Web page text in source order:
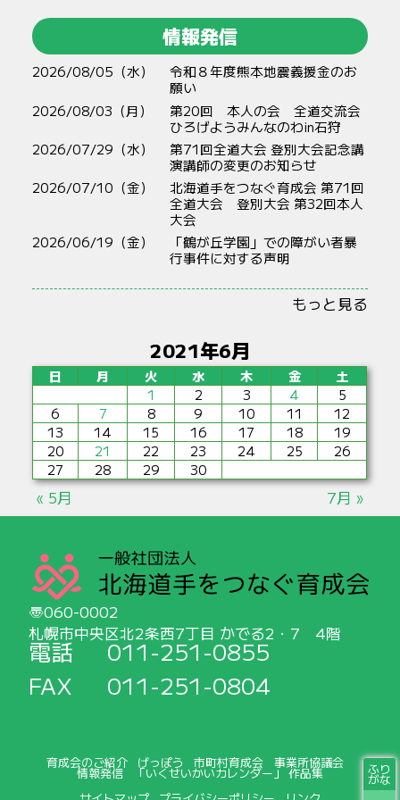
情報発信
2026/08/05（水）
令和８年度熊本地震義援金のお
願い
2026/08/03（月）
第20回 本人の会 全道交流会
ひろげようみんなのわin石狩
2026/07/29（水）
第71回全道大会 登別大会記念講
演講師の変更のお知らせ
2026/07/10（金）
北海道手をつなぐ育成会 第71回
全道大会 登別大会 第32回本人
大会
2026/06/19（金）
「鶴が丘学園」での障がい者暴
行事件に対する声明
もっと見る
2021年6月
日 月 火 水 木 金
土
1
2 3 4
5
6
7 8 9 10 11
12
13
14 15 16 17 18
19
20
21 22 23 24 25
26
27
28 29 30
« 5月 7月 »
060-0002
札幌市中央区北2条西7丁目 かでる2・7 4階
電話
011-251-0855
FAX
011-251-0804
育成会のご紹介 げっぽう 市町村育成会 事業所協議会
情報発信
「いくせいかいカレンダー」 作品集
ふり
がな